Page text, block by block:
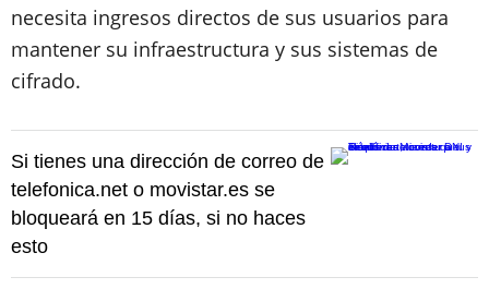
necesita ingresos directos de sus usuarios para
mantener su infraestructura y sus sistemas de
cifrado.
Si tienes una dirección de correo de
telefonica.net o movistar.es se
bloqueará en 15 días, si no haces
esto